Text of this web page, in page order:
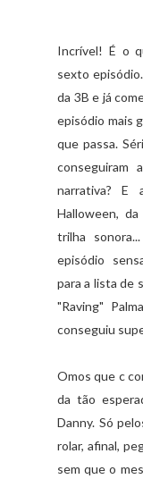
Incrível! É o
sexto episódio.
da 3B e já
episódio mais
que passa.
conseguiram
narrativa? E
Halloween,
trilha
episódio
para a lista de
"Raving"
conseguiu
Omos que c
da tão
Danny. Só
rolar, afinal,
sem que o